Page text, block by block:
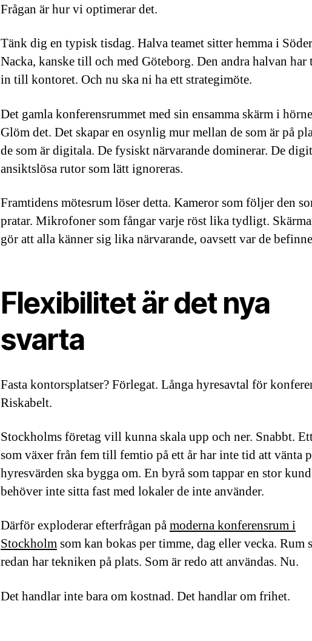
Frågan är hur vi optimerar det.
Tänk dig en typisk tisdag. Halva teamet sitter hemma i
Nacka, kanske till och med Göteborg. Den andra halvan har
in till kontoret. Och nu ska ni ha ett strategimöte.
Det gamla konferensrummet med sin ensamma skärm i
Glöm det. Det skapar en osynlig mur mellan de som är på
de som är digitala. De fysiskt närvarande dominerar. De
ansiktslösa rutor som lätt ignoreras.
Framtidens mötesrum löser detta. Kameror som följer den
pratar. Mikrofoner som fångar varje röst lika tydligt.
gör att alla känner sig lika närvarande, oavsett var de
Flexibilitet är det nya
svarta
Fasta kontorsplatser? Förlegat. Långa hyresavtal för
Riskabelt.
Stockholms företag vill kunna skala upp och ner. Snabbt.
som växer från fem till femtio på ett år har inte tid att vänta
hyresvärden ska bygga om. En byrå som tappar en stor kund
behöver inte sitta fast med lokaler de inte använder.
Därför exploderar efterfrågan påmoderna konferensrum i
Stockholmsom kan bokas per timme, dag eller vecka. Rum
redan har tekniken på plats. Som är redo att användas. Nu.
Det handlar inte bara om kostnad. Det handlar om frihet.